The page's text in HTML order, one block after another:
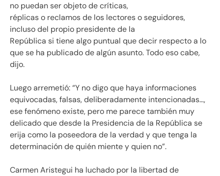
no puedan ser objeto de críticas,
réplicas o reclamos de los lectores o seguidores,
incluso del propio presidente de la
República si tiene algo puntual que decir respecto a lo
que se ha publicado de algún asunto. Todo eso cabe,
dijo.
Luego arremetió: “Y no digo que haya informaciones
equivocadas, falsas, deliberadamente intencionadas…,
ese fenómeno existe, pero me parece también muy
delicado que desde la Presidencia de la República se
erija como la poseedora de la verdad y que tenga la
determinación de quién miente y quien no”.
Carmen Aristegui ha luchado por la libertad de